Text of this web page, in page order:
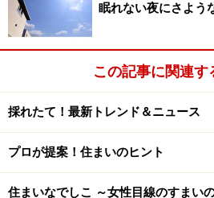
眠れない夜にさよう
この記事に関連す
採れたて！最新トレンド＆ニュース
プロが提案！住まいのヒント
住まいなでしこ ～女性目線のすまい